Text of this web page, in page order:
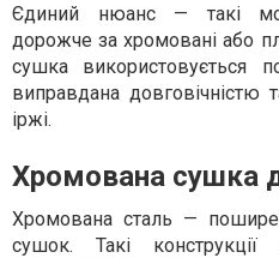
Єдиний нюанс — такі
дорожче за хромовані або
сушка використовується
виправдана
іржі.
Хромована сушка
Хромована сталь —
сушок. Такі конструкції